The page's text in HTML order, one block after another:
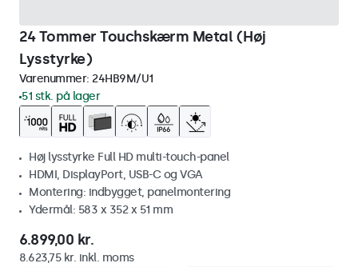
24 Tommer Touchskærm Metal (Høj
Lysstyrke)
Varenummer: 24HB9M/U1
51 stk. på lager
Høj lysstyrke Full HD multi-touch-panel
HDMI, DisplayPort, USB-C og VGA
Montering: indbygget, panelmontering
Ydermål: 583 x 352 x 51 mm
6.899,00 kr.
8.623,75 kr. inkl. moms